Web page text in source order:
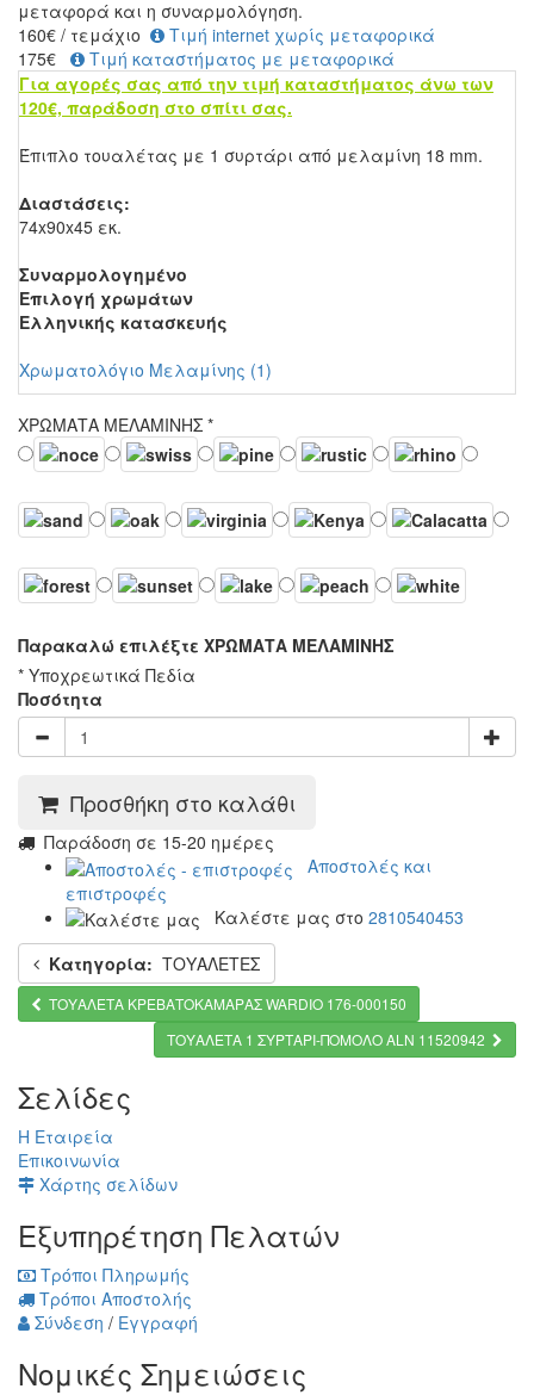
μεταφορά και η συναρμολόγηση.
160€ / τεμάχιο
Τιμή internet χωρίς μεταφορικά
175€
Τιμή καταστήματος με μεταφορικά
Για αγορές σας από την τιμή καταστήματος άνω των
120€, παράδοση στο σπίτι σας.
Έπιπλο τουαλέτας με 1 συρτάρι από μελαμίνη 18 mm.
Διαστάσεις:
74x90x45 εκ.
Συναρμολογημένο
Επιλογή χρωμάτων
Ελληνικής κατασκευής
Χρωματολόγιο Μελαμίνης (1)
ΧΡΩΜΑΤΑ ΜΕΛΑΜΙΝΗΣ *
Παρακαλώ επιλέξτε ΧΡΩΜΑΤΑ ΜΕΛΑΜΙΝΗΣ
* Υποχρεωτικά Πεδία
Ποσότητα
Προσθήκη στο καλάθι
Παράδοση σε 15-20 ημέρες
Αποστολές και
επιστροφές
Καλέστε μας στο 2810540453
Κατηγορία: ΤΟΥΑΛΕΤΕΣ
ΤΟΥΑΛΕΤΑ ΚΡΕΒΑΤΟΚΑΜΑΡΑΣ WARDIO 176-000150
ΤΟΥΑΛΕΤΑ 1 ΣΥΡΤΑΡΙ-ΠΟΜΟΛΟ ALN 11520942
Σελίδες
Η Εταιρεία
Επικοινωνία
Χάρτης σελίδων
Εξυπηρέτηση Πελατών
Τρόποι Πληρωμής
Τρόποι Αποστολής
Σύνδεση / Εγγραφή
Νομικές Σημειώσεις